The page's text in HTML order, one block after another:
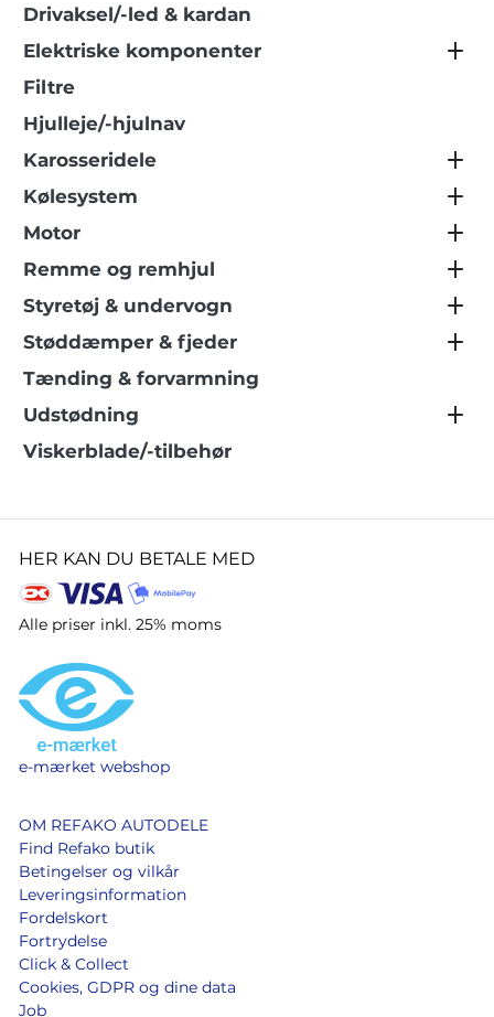
Drivaksel/-led & kardan
Elektriske komponenter
Filtre
Hjulleje/-hjulnav
Karosseridele
Kølesystem
Motor
Remme og remhjul
Styretøj & undervogn
Støddæmper & fjeder
Tænding & forvarmning
Udstødning
Viskerblade/-tilbehør
HER KAN DU BETALE MED
Alle priser inkl. 25% moms
e-mærket webshop
OM REFAKO AUTODELE
Find Refako butik
Betingelser og vilkår
Leveringsinformation
Fordelskort
Fortrydelse
Click & Collect
Cookies, GDPR og dine data
Job